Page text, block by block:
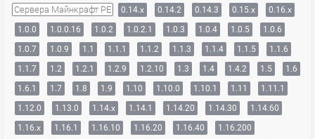
Сервера Майнкрафт PE 0.14.x 0.14.2 0.14.3 0.15.x
0.16.x
1.0.0
1.0.0.16 1.0.2 1.0.2.1 1.0.3 1.0.4 1.0.5
1.0.6
1.0.7
1.0.9 1.1 1.1.1 1.1.2 1.1.3 1.1.4 1.1.5
1.1.6
1.1.7
1.2 1.2.1 1.2.9 1.2.10 1.3 1.4 1.4.2 1.5
1.6
1.6.1
1.7 1.8 1.9 1.10 1.10.0 1.10.1 1.11
1.11.1
1.12.0
1.13.0 1.14.x 1.14.1 1.14.20 1.14.30
1.14.60
1.16.x
1.16.1 1.16.10 1.16.20 1.16.40
1.16.200